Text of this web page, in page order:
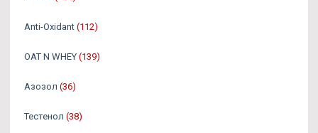
Anti-Oxidant (112)
OAT N WHEY (139)
Азозол (36)
Тестенол (38)